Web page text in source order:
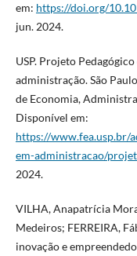
em: https://doi.org/
jun. 2024.
USP. Projeto
administração. São
de Economia,
Disponível em:
https://www.fea.usp.br/
em-administracao/
2024.
VILHA, Anapatrícia
Medeiros; FERREIRA,
inovação e